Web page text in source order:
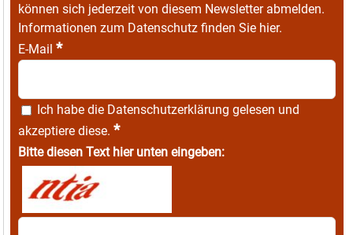
können sich jederzeit von diesem Newsletter abmelden.
Informationen zum Datenschutz finden Sie hier.
E-Mail *
Ich habe die Datenschutzerklärung gelesen und
akzeptiere diese. *
Bitte diesen Text hier unten eingeben: